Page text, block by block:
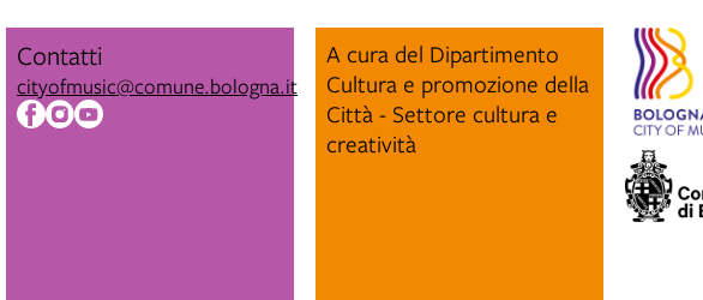
Contatti
cityofmusic@comune.bologna.it
A cura del Dipartimento
Cultura e promozione della
Città - Settore cultura e
creatività